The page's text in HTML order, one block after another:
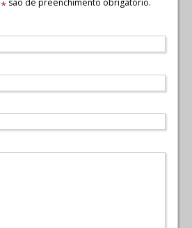
*são de preenchimento obrigatório.